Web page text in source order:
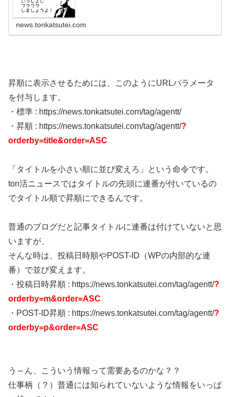
news.tonkatsutei.com
昇順に表示させるためには、このようにURLパラメータ
を付与します。
・標準 : https://news.tonkatsutei.com/tag/agentt/
・昇順 : https://news.tonkatsutei.com/tag/agentt/?
orderby=title&order=ASC
「タイトルを小さい順に並び変えろ」という命令です。
ton活ニュースではタイトルの先頭に連番が付いているの
でタイトル順で昇順にできるんです。
普通のブログだと記事タイトルに連番は付けていないと思
いますが、
そんな時は、投稿日時順やPOST-ID（WPの内部的な連
番）で並び変えます。
・投稿日時昇順 : https://news.tonkatsutei.com/tag/agentt/?
orderby=m&order=ASC
・POST-ID昇順 : https://news.tonkatsutei.com/tag/agentt/?
orderby=p&order=ASC
う～ん、こういう情報って需要あるのかな？？
仕事柄（？）普通には知られていないような情報をいっぱ